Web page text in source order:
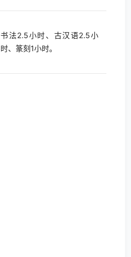
书法2.5小时、古汉语2.5小
时、篆刻1小时。